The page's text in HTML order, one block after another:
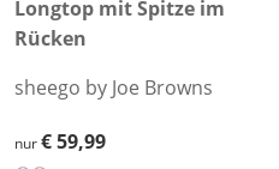
€ 59,99
Longtop mit Spitze im
Rücken
sheego by Joe Browns
€ 59,99
nur€ 59,99